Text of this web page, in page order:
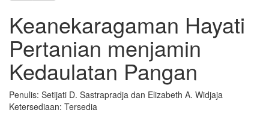
Keanekaragaman Hayati
Pertanian menjamin
Kedaulatan Pangan
Penulis: Setijati D. Sastrapradja dan Elizabeth A. Widjaja
Ketersediaan: Tersedia